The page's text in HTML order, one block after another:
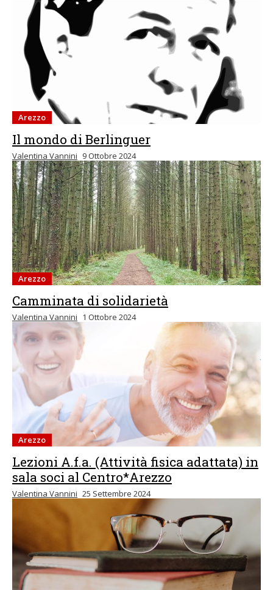
Arezzo
Il mondo di Berlinguer
Valentina Vannini 9 Ottobre 2024
Arezzo
Camminata di solidarietà
Valentina Vannini 1 Ottobre 2024
Arezzo
Lezioni A.f.a. (Attività fisica adattata) in
sala soci al Centro*Arezzo
Valentina Vannini 25 Settembre 2024